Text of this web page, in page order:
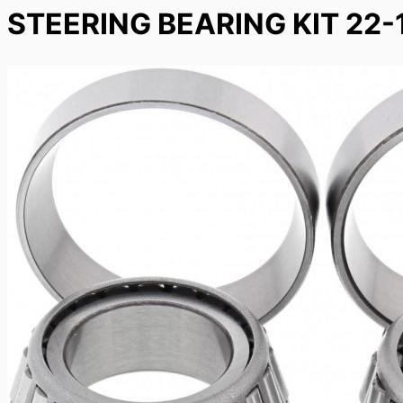
STEERING BEARING KIT